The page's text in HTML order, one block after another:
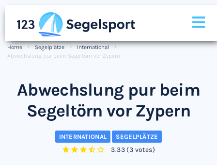
Home Segelplätze
International
Abwechslung pur beim Segeltörn vor Zypern
Abwechslung pur beim
Segeltörn vor Zypern
INTERNATIONAL SEGELPLÄTZE
3.33(3 votes)